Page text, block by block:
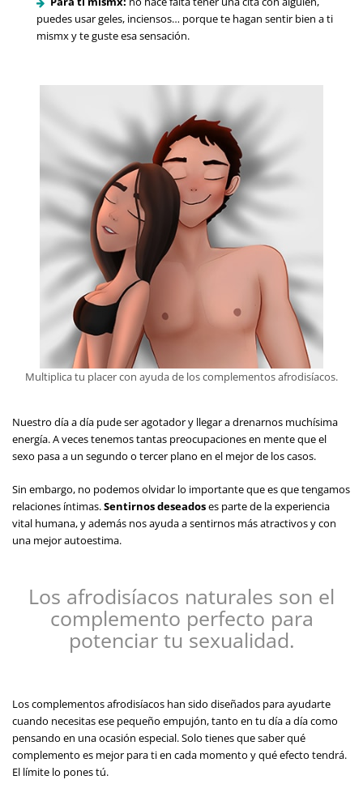
puedes usar geles, inciensos… porque te hagan sentir bien a ti
mismx y te guste esa sensación.
Multiplica tu placer con ayuda de los complementos afrodisíacos.
Nuestro día a día pude ser agotador y llegar a drenarnos muchísima
energía. A veces tenemos tantas preocupaciones en mente que el
sexo pasa a un segundo o tercer plano en el mejor de los casos.
Sin embargo, no podemos olvidar lo importante que es que tengamos
relaciones íntimas.Sentirnos deseadoses parte de la experiencia
vital humana, y además nos ayuda a sentirnos más atractivos y con
una mejor autoestima.
Los afrodisíacos naturales son el
complemento perfecto para
potenciar tu sexualidad.
Los complementos afrodisíacos han sido diseñados para ayudarte
cuando necesitas ese pequeño empujón, tanto en tu día a día como
pensando en una ocasión especial. Solo tienes que saber qué
complemento es mejor para ti en cada momento y qué efecto tendrá.
El límite lo pones tú.